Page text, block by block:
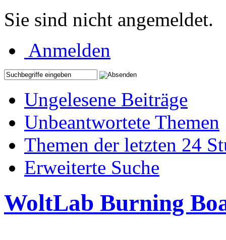
Sie sind nicht angemeldet.
Anmelden
Ungelesene Beiträge
Unbeantwortete Themen
Themen der letzten 24
Erweiterte Suche
WoltLab Burning